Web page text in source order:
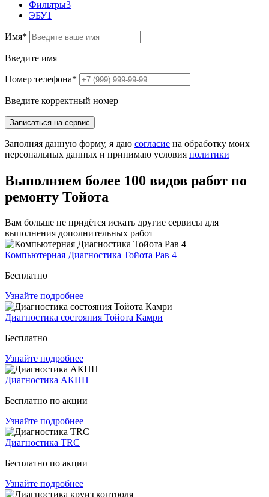
Фильтры3
ЭБУ1
Имя*
Введите имя
Номер телефона*
Введите корректный номер
Записаться на сервис
Заполняя данную форму, я даю согласие на обработку моих
персональных данных и принимаю условия политики
Выполняем более 100 видов работ по
ремонту Тойота
Вам больше не придётся искать другие сервисы для
выполнения дополнительных работ
Компьютерная Диагностика Тойота Рав 4
Бесплатно
Узнайте подробнее
Диагностика состояния Тойота Камри
Бесплатно
Узнайте подробнее
Диагностика АКПП
Бесплатно по акции
Узнайте подробнее
Диагностика TRC
Бесплатно по акции
Узнайте подробнее